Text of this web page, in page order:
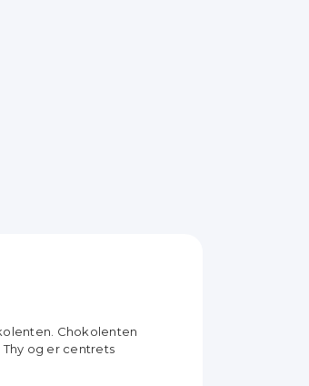
Chokolenten
og er centrets